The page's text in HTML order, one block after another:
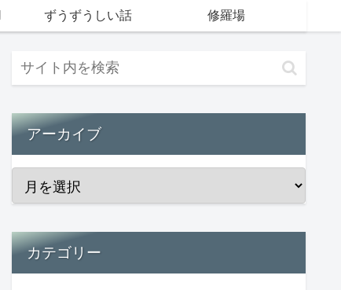
ずうずうしい話 修羅場
アーカイブ
カテゴリー